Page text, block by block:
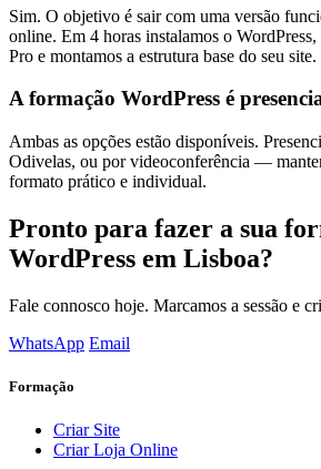
Sim. O objetivo é sair com uma versão
online. Em 4 horas instalamos o
Pro e montamos a estrutura base do seu site.
A formação WordPress é
Ambas as opções estão disponíveis.
Odivelas, ou por videoconferência —
formato prático e individual.
Pronto para fazer a sua
WordPress em Lisboa?
Fale connosco hoje. Marcamos a sessão e
WhatsApp Email
Formação
Criar Site
Criar Loja Online